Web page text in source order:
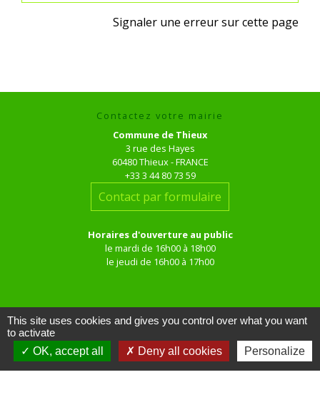
Signaler une erreur sur cette page
Contactez votre mairie
Commune de Thieux
3 rue des Hayes
60480 Thieux - FRANCE
+33 3 44 80 73 59
Contact par formulaire
Horaires d'ouverture au public
le mardi de 16h00 à 18h00
le jeudi de 16h00 à 17h00
Liens
This site uses cookies and gives you control over what you want
to activate
OK, accept all
Deny all cookies Personalize